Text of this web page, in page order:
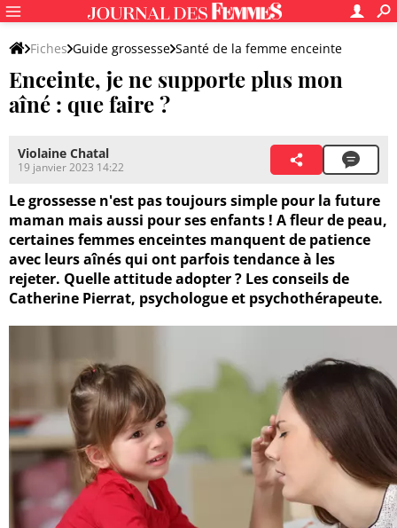
Fiches Guide grossesse Santé de la femme enceinte
Psychologie de la femme enceinte
Enceinte, je ne supporte plus mon
aîné : que faire ?
Violaine Chatal
19 janvier 2023 14:22
Le grossesse n'est pas toujours simple pour la future
maman mais aussi pour ses enfants ! A fleur de peau,
certaines femmes enceintes manquent de patience
avec leurs aînés qui ont parfois tendance à les
rejeter. Quelle attitude adopter ? Les conseils de
Catherine Pierrat, psychologue et psychothérapeute.